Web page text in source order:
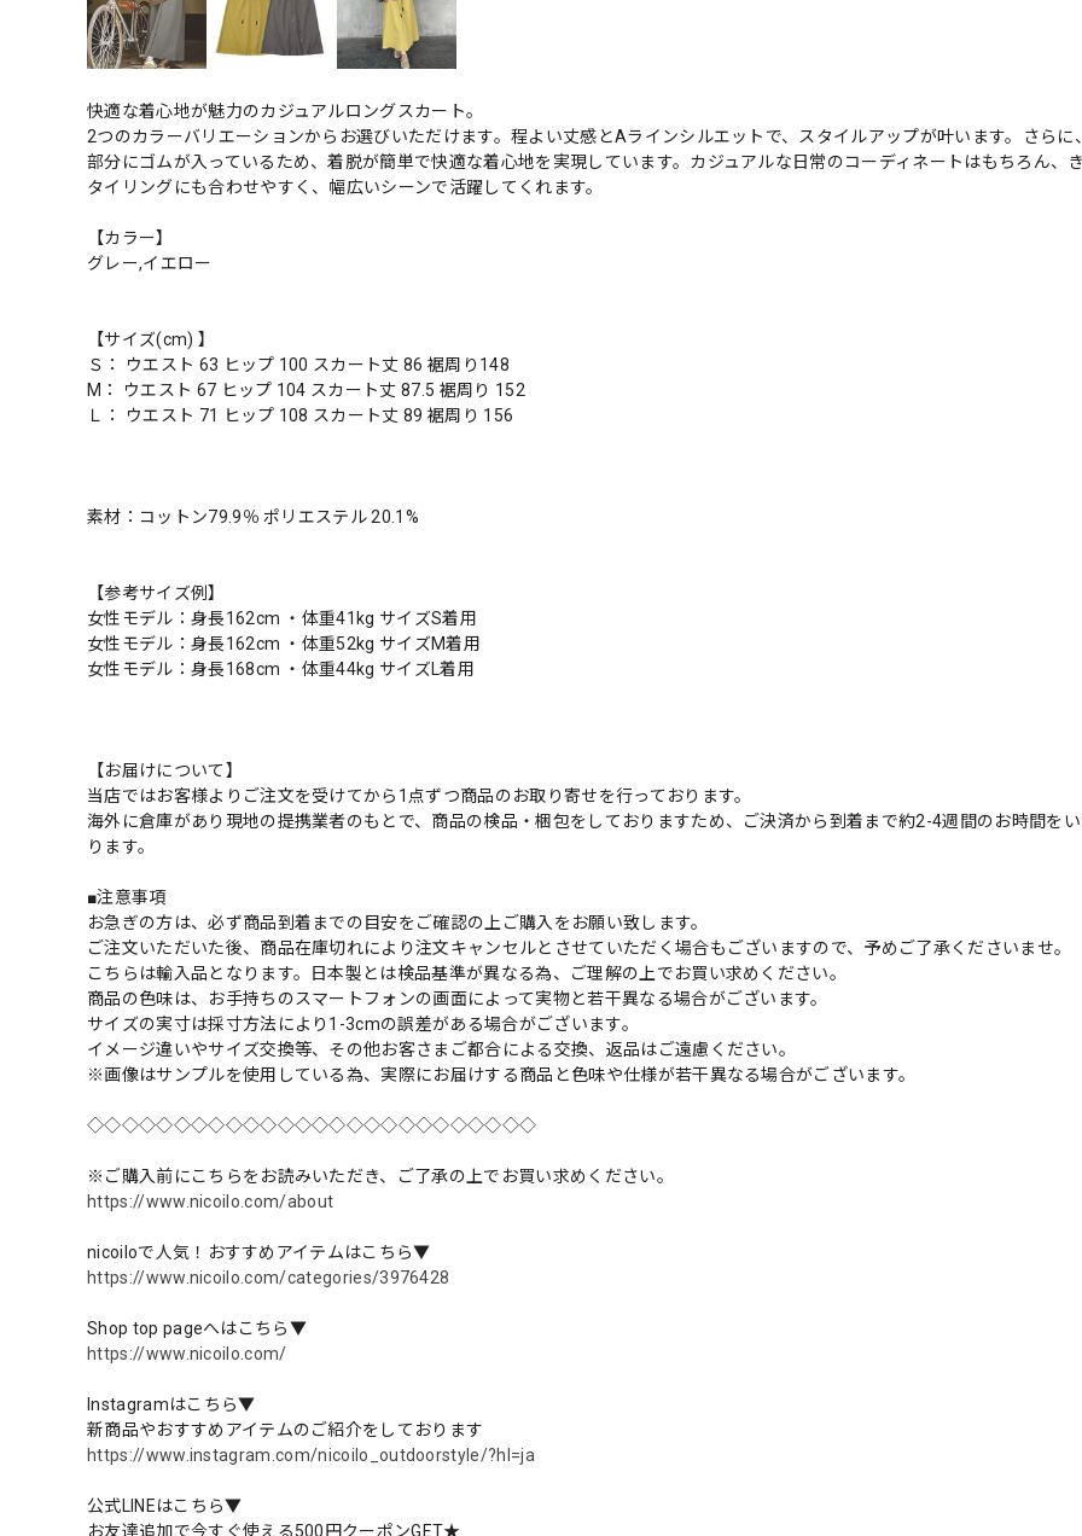
快適な着心地が魅力のカジュアルロングスカート。
2つのカラーバリエーションからお選びいただけます。程よい丈感とAラインシルエットで、スタイルアップが叶います。さらに
部分にゴムが入っているため、着脱が簡単で快適な着心地を実現しています。カジュアルな日常のコーディネートはもちろん、
タイリングにも合わせやすく、幅広いシーンで活躍してくれます。
【カラー】
グレー,イエロー
【サイズ(cm) 】
Ｓ： ウエスト 63 ヒップ 100 スカート丈 86 裾周り148
M： ウエスト 67 ヒップ 104 スカート丈 87.5 裾周り 152
Ｌ： ウエスト 71 ヒップ 108 スカート丈 89 裾周り 156
素材：コットン79.9％ ポリエステル 20.1%
【参考サイズ例】
女性モデル：身長162cm ・体重41kg サイズS着用
女性モデル：身長162cm ・体重52kg サイズM着用
女性モデル：身長168cm ・体重44kg サイズL着用
【お届けについて】
当店ではお客様よりご注文を受けてから1点ずつ商品のお取り寄せを行っております。
海外に倉庫があり現地の提携業者のもとで、商品の検品・梱包をしておりますため、ご決済から到着まで約2-4週間のお時間を
ります。
■注意事項
お急ぎの方は、必ず商品到着までの目安をご確認の上ご購入をお願い致します。
ご注文いただいた後、商品在庫切れにより注文キャンセルとさせていただく場合もございますので、予めご了承くださいませ。
こちらは輸入品となります。日本製とは検品基準が異なる為、ご理解の上でお買い求めください。
商品の色味は、お手持ちのスマートフォンの画面によって実物と若干異なる場合がございます。
サイズの実寸は採寸方法により1-3cmの誤差がある場合がございます。
イメージ違いやサイズ交換等、その他お客さまご都合による交換、返品はご遠慮ください。
※画像はサンプルを使用している為、実際にお届けする商品と色味や仕様が若干異なる場合がございます。
◇◇◇◇◇◇◇◇◇◇◇◇◇◇◇◇◇◇◇◇◇◇◇◇◇◇
※ご購入前にこちらをお読みいただき、ご了承の上でお買い求めください。
https://www.nicoilo.com/about
nicoiloで人気！おすすめアイテムはこちら▼
https://www.nicoilo.com/categories/3976428
Shop top pageへはこちら▼
https://www.nicoilo.com/
Instagramはこちら▼
新商品やおすすめアイテムのご紹介をしております
https://www.instagram.com/nicoilo_outdoorstyle/?hl=ja
公式LINEはこちら▼
お友達追加で今すぐ使える500円クーポンGET★